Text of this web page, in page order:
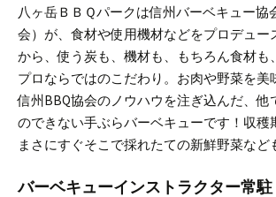
八ヶ岳ＢＢＱパークは信州バーベキュー協
会）が、食材や使用機材などをプロデュー
から、使う炭も、機材も、もちろん食材も
プロならではのこだわり。お肉や野菜を美
信州BBQ協会のノウハウを注ぎ込んだ、他
のできない手ぶらバーベキューです！ 収穫
まさにすぐそこで採れたての新鮮野菜など
バーベキューインストラクター常駐